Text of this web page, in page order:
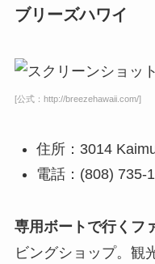
ブリーズハワイ
[公式：http://breezehawaii.com/]
住所：3014
電話：(808) 735-
専用ボートで行くフ
ビングショップ。観